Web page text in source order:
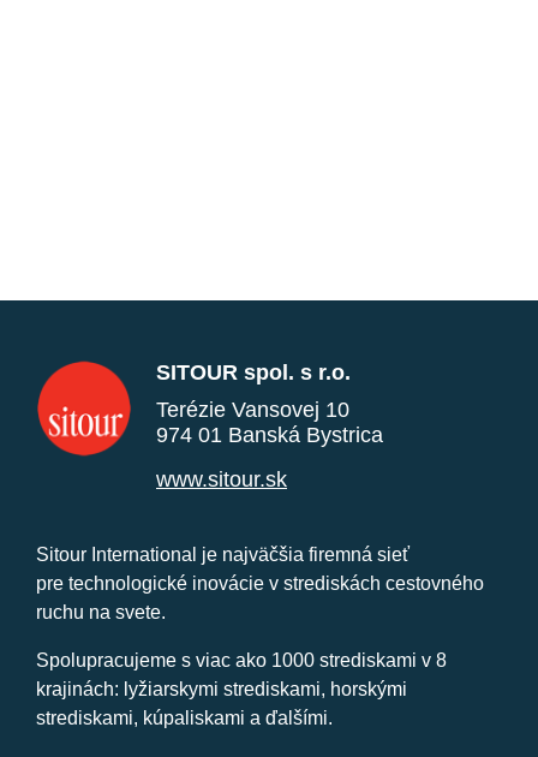
SITOUR spol. s r.o.
Terézie Vansovej 10
974 01 Banská Bystrica
www.sitour.sk
Sitour International je najväčšia firemná sieť
pre technologické inovácie v strediskách cestovného
ruchu na svete.
Spolupracujeme s viac ako 1000 strediskami v 8
krajinách: lyžiarskymi strediskami, horskými
strediskami, kúpaliskami a ďalšími.